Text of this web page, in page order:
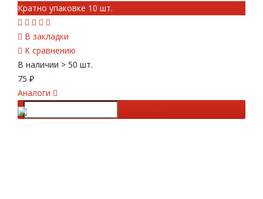
Кратно упаковке 10 шт.
В закладки
К сравнению
В наличии > 50 шт.
75 ₽
Аналоги
-